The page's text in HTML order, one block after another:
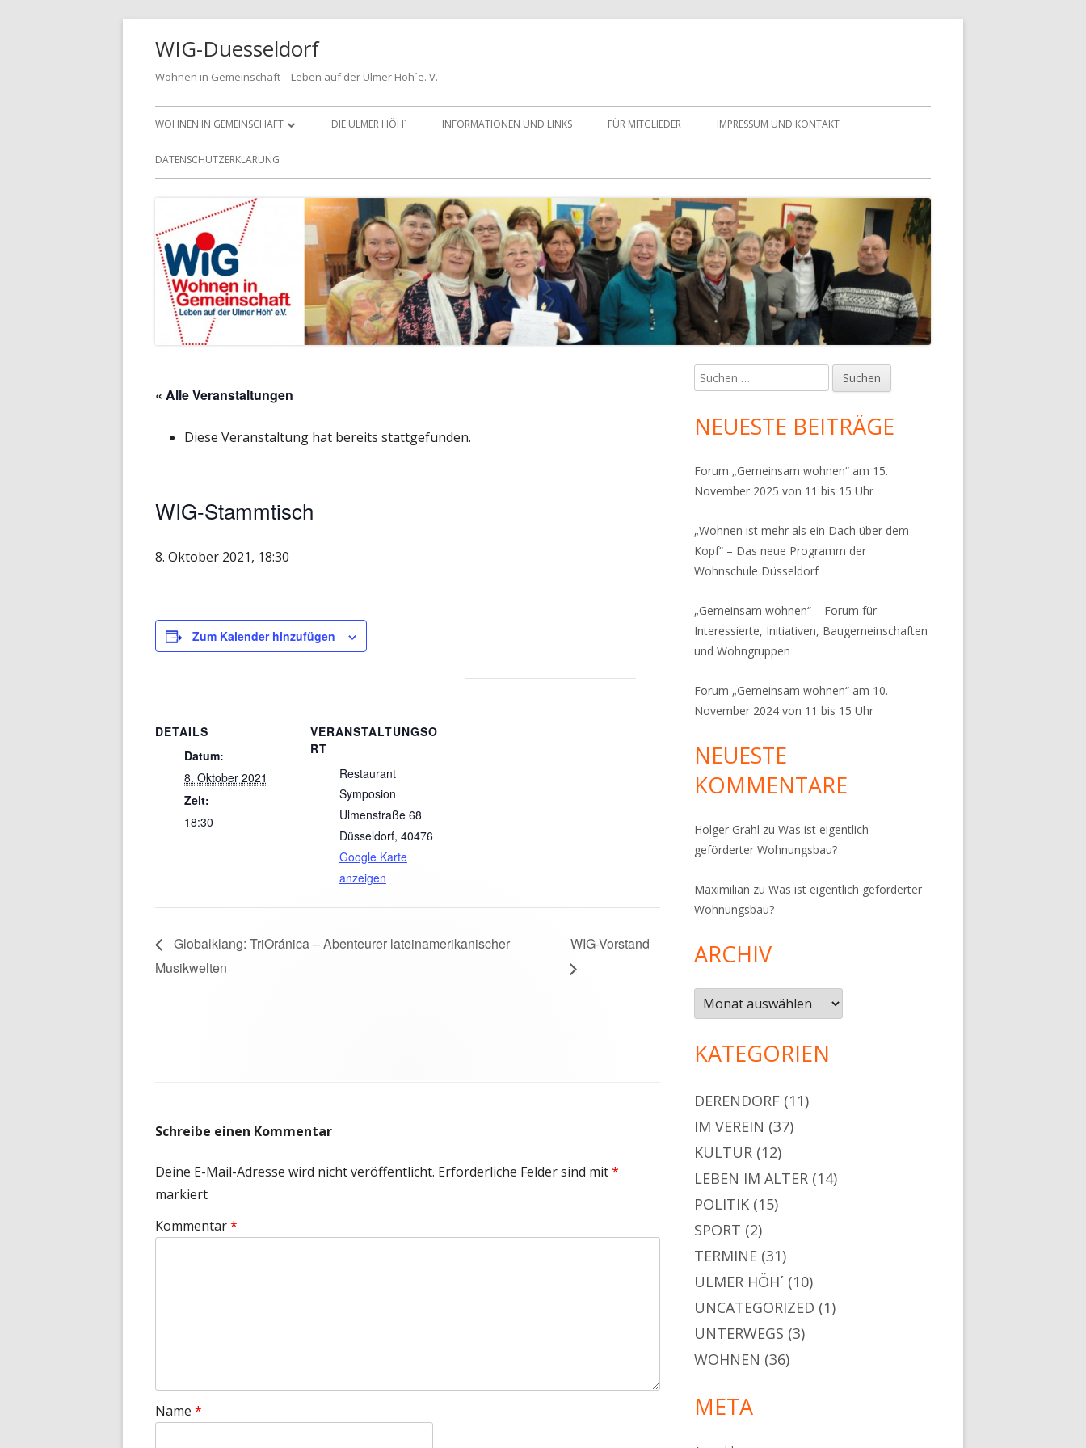
WIG-Duesseldorf
Wohnen in Gemeinschaft – Leben auf der Ulmer Höh´e. V.
Primäres
Menü
WOHNEN IN GEMEINSCHAFT
MITGLIED WERDEN
VEREINSLEBEN
DIE ULMER HÖH´ INFORMATIONEN UND LINKS FÜR MITGLIEDER IMPRESSUM UND KONTAKT
DATENSCHUTZERKLÄRUNG
« Alle Veranstaltungen
Diese Veranstaltung hat bereits stattgefunden.
WIG-Stammtisch
8. Oktober 2021, 18:30
Zum Kalender hinzufügen
DETAILS
Datum:
8. Oktober 2021
Zeit:
18:30
VERANSTALTUNGSO
RT
Restaurant
Symposion
Ulmenstraße 68
Düsseldorf, 40476
Google Karte
anzeigen
Globalklang: TriOránica – Abenteurer lateinamerikanischer
Musikwelten
WIG-Vorstand
Schreibe einen Kommentar
Deine E-Mail-Adresse wird nicht veröffentlicht. Erforderliche Felder sind mit*
markiert
Kommentar*
Name *
Haupt-
Seitenleiste
Suchen
nach:
NEUESTE BEITRÄGE
Forum „Gemeinsam wohnen“ am 15.
November 2025 von 11 bis 15 Uhr
„Wohnen ist mehr als ein Dach über dem
Kopf“ – Das neue Programm der
Wohnschule Düsseldorf
„Gemeinsam wohnen“ – Forum für
Interessierte, Initiativen, Baugemeinschaften
und Wohngruppen
Forum „Gemeinsam wohnen“ am 10.
November 2024 von 11 bis 15 Uhr
NEUESTE
KOMMENTARE
Holger Grahl zuWas ist eigentlich
geförderter Wohnungsbau?
Maximilian zuWas ist eigentlich geförderter
Wohnungsbau?
ARCHIV
Archiv
KATEGORIEN
DERENDORF (11)
IM VEREIN (37)
KULTUR (12)
LEBEN IM ALTER (14)
POLITIK (15)
SPORT (2)
TERMINE (31)
ULMER HÖH´ (10)
UNCATEGORIZED (1)
UNTERWEGS (3)
WOHNEN (36)
META